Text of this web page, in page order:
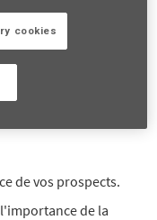
chaque jour
humain en
contact des
AXA en fonction
de vos prospects.
de la
cookies